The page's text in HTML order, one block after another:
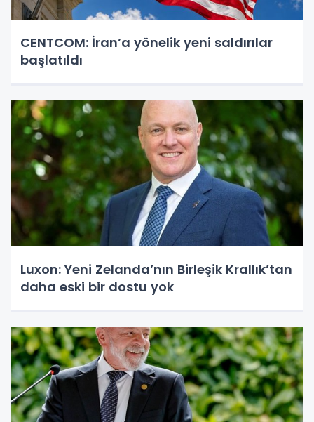
CENTCOM: İran’a yönelik yeni saldırılar
başlatıldı
Luxon: Yeni Zelanda’nın Birleşik Krallık’tan
daha eski bir dostu yok